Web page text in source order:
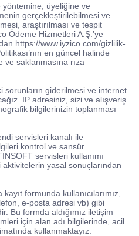
yöntemine, üyeliğine ve
gerçekleştirilebilmesi ve
araştırılması ve tespit
Ödeme Hizmetleri A.Ş.’ye
https://www.iyzico.com/gizlilik-
en güncel halinde
ve saklanmasına rıza
sorunların giderilmesi ve internet
IP adresiniz, sizi ve alışveriş
bilgilerinizin toplanması
servisleri kanalı ile
kontrol ve sansür
servisleri kullanımı
yasal sonuçlarından
formunda kullanıcılarımız,
e-posta adresi vb) gibi
Bu formda aldığımız iletişim
için alan adı bilgilerinde, acil
kullanmaktayız.